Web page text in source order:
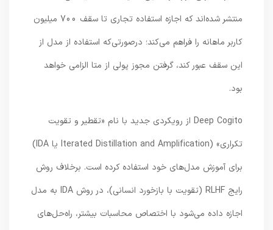
منتشر شده‌اند که اجازه استفاده تجاری تا سقف 700 میلیون
کاربر ماهانه را فراهم می‌کند؛ درصورتی‌که استفاده از مدل از
این سقف عبور کند، گرفتن مجوز پولی از متا الزامی خواهد
Deep Cogito از رویکردی جدید با نام «تقطیر و تقویت
تکراری» (Iterated Distillation and Amplification یا IDA)
برای آموزش مدل‌های خود استفاده کرده است. برخلاف روش
رایج RLHF (تقویت با بازخورد انسانی)، در روش IDA به مدل
اجازه داده می‌شود با اختصاص محاسبات بیشتر، راه‌حل‌های